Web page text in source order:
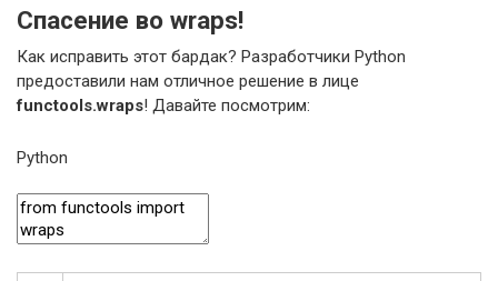
Спасение во wraps!
Как исправить этот бардак? Разработчики Python
предоставили нам отличное решение в лице
functools.wraps! Давайте посмотрим:
Python